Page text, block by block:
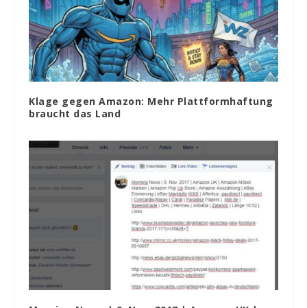
Klage gegen Amazon: Mehr Plattformhaftung
braucht das Land